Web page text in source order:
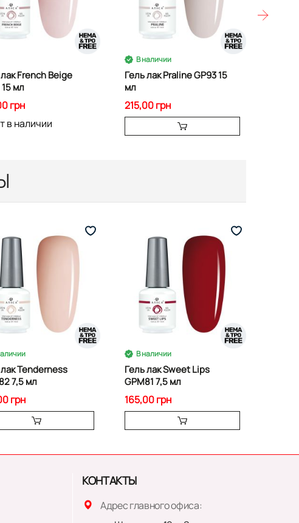
French Beige
15 мл
грн
в наличии
В наличии
Гель лак Praline GP93 15
мл
215,00 грн
Tenderness
7,5 мл
грн
В наличии
Гель лак Sweet Lips
GPM81 7,5 мл
165,00 грн
КОНТАКТЫ
Адрес главного офиса: